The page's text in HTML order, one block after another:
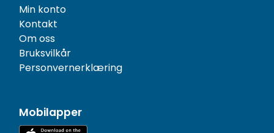
Min konto
Kontakt
Om oss
Bruksvilkår
Personvernerklæring
Mobilapper